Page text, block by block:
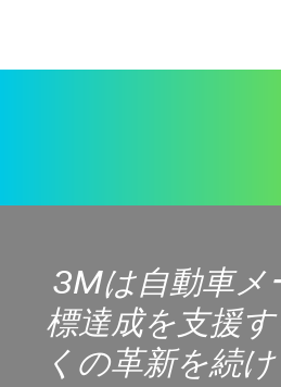
3Mは自動車メ
標達成を支援
くの革新を続け